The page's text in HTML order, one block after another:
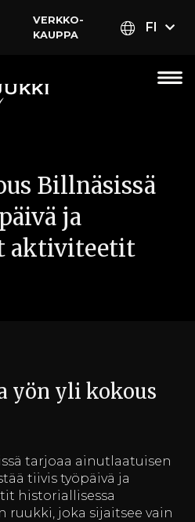
VERKKO­
KAUPPA
FI
Billnäsissä
ja
aktiviteetit
yön yli kokous
tarjoaa ainutlaatuisen
tiivis työpäivä ja
historiallisessa
ruukki, joka sijaitsee vain